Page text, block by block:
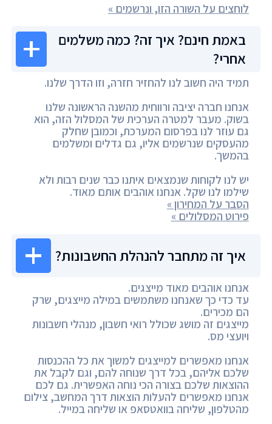
לוחצים על השורה הזו, ונרשמים »
באמת חינם? איך זה? כמה משלמים
אחרי?
תמיד היה חשוב לנו להחזיר חזרה, וזו הדרך שלנו.
אנחנו חברה יציבה ורווחית מהשנה הראשונה שלנו
בשוק. מעבר למטרה הערכית של המסלול הזה, הוא
גם עוזר לנו בפרסום המערכת, וכמובן שחלק
מהעסקים שנרשמים אליו, גם גדלים ומשלמים
בהמשך.
יש לנו לקוחות שנמצאים איתנו כבר שנים רבות ולא
שילמו לנו שקל. אנחנו אוהבים אותם מאוד.
הסבר על המחירון »
פירוט המסלולים »
איך זה מתחבר להנהלת החשבונות?
אנחנו אוהבים מאוד מייצגים.
עד כדי כך שאנחנו משתמשים במילה מייצגים, שרק
הם מכירים.
מייצגים זה מושג שכולל רואי חשבון, מנהלי חשבונות
ויועצי מס.
אנחנו מאפשרים למייצגים למשוך את כל ההכנסות
שלכם אליהם, בכל דרך שנוחה להם, וגם לקבל את
ההוצאות שלכם בצורה הכי נוחה האפשרית. גם לכם
אנחנו מאפשרים להעלות הוצאות דרך המחשב, צילום
מהטלפון, שליחה בוואטסאפ או שליחה במייל.